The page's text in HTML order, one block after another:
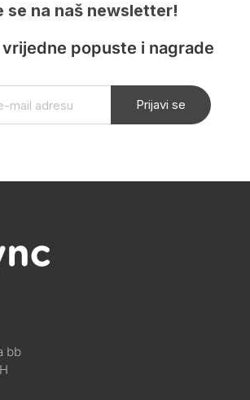
se na naš newsletter!
vrijedne popuste i nagrade
Prijavi se
bb